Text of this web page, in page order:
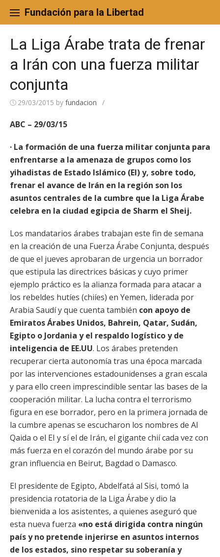
content
Fundación para la Libertad
La Liga Árabe trata de frenar
a Irán con una fuerza militar
conjunta
29/03/2015 by fundacion /
ABC – 29/03/15
· La formación de una fuerza militar conjunta para
enfrentarse a la amenaza de grupos como los
yihadistas de Estado Islámico (EI) y, sobre todo,
frenar el avance de Irán en la región son los
asuntos centrales de la cumbre que la Liga Árabe
celebra en la ciudad egipcia de Sharm el Sheij.
Los mandatarios árabes trabajan este fin de semana
en la creación de una Fuerza Árabe Conjunta, después
de que el jueves aprobaran de urgencia un borrador
que estipula las directrices básicas y cuyo primer
ejemplo práctico es la alianza formada para atacar a
los rebeldes hutíes (chiíes) en Yemen, liderada por
Arabia Saudí y que cuenta también con apoyo de
Emiratos Árabes Unidos, Bahrein, Qatar, Sudán,
Egipto o Jordania y el respaldo logístico y de
inteligencia de EE.UU. Los árabes pretenden
recuperar cierta autonomía tras una época marcada
por las intervenciones estadounidenses a gran escala
y para ello creen imprescindible sentar las bases de la
cooperación militar. La lucha contra el terrorismo
figura en ese borrador, pero en la primera jornada de
la cumbre apenas se escucharon los nombres de Al
Qaida o el EI y sí el de Irán, el gigante chií cada vez con
más fuerza en el corazón del mundo árabe por su
gran influencia en Beirut, Bagdad o Damasco.
El presidente de Egipto, Abdelfatá al Sisi, tomó la
presidencia rotatoria de la Liga Árabe y dio la
bienvenida a los asistentes, a quienes aseguró que
esta nueva fuerza «no está dirigida contra ningún
país y no pretende injerirse en asuntos internos
de los estados, sino respetar su soberanía y